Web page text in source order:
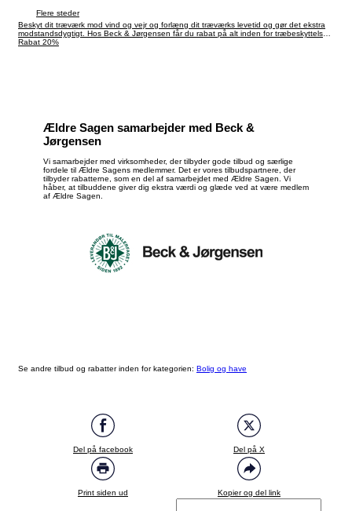
Flere steder
Beskyt dit træværk mod vind og vejr og forlæng dit træværks levetid og gør det ekstra
modstandsdygtigt. Hos Beck & Jørgensen får du rabat på alt inden for træbeskyttelse.
Få 20% rabat i hele maj.
Rabat 20%
Ældre Sagen samarbejder med Beck &
Jørgensen
Vi samarbejder med virksomheder, der tilbyder gode tilbud og særlige
fordele til Ældre Sagens medlemmer. Det er vores tilbudspartnere, der
tilbyder rabatterne, som en del af samarbejdet med Ældre Sagen. Vi
håber, at tilbuddene giver dig ekstra værdi og glæde ved at være medlem
af Ældre Sagen.
Se andre tilbud og rabatter inden for kategorien: Bolig og have
Del på facebook Del på X
Print siden ud Kopier og del link